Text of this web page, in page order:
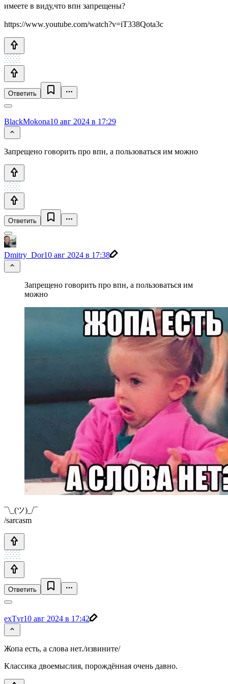
имеете в виду,что впн запрещены?
https://www.youtube.com/watch?v=iT338Qota3c
Ответить
BlackMokona10 авг 2024 в 17:29
Запрещено говорить про впн, а пользоваться им можно
Ответить
Dmitry_Dor10 авг 2024 в 17:38
Запрещено говорить про впн, а пользоваться им
можно
¯\_(ツ)_/¯
/sarcasm
Ответить
exTvr10 авг 2024 в 17:42
Жопа есть, а слова нет./извините/
Классика двоемыслия, порождённая очень давно.